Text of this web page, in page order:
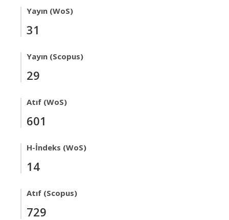
Yayın (WoS)
31
Yayın (Scopus)
29
Atıf (WoS)
601
H-İndeks (WoS)
14
Atıf (Scopus)
729